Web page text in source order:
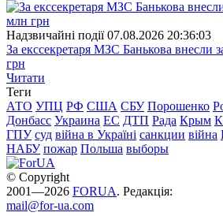
Надзвичайні події 07.08.2026 20:36:03
За екссекретаря МЗС Банькова внесли
грн
Читати
Теги
АТО УПЦ РФ США СБУ Порошенко
Донбасс Украина ЕС ДТП Рада Крым
ГПУ суд війна в Україні санкции війна
НАБУ пожар Польша выборы
© Copyright
2001—2026 FORUA. Редакція:
mail@for-ua.com